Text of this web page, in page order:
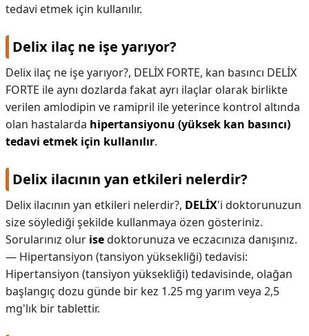
tedavi etmek için kullanılır.
Delix ilaç ne işe yarıyor?
Delix ilaç ne işe yarıyor?, DELİX FORTE, kan basıncı DELİX
FORTE ile aynı dozlarda fakat ayrı ilaçlar olarak birlikte
verilen amlodipin ve ramipril ile yeterince kontrol altında
olan hastalarda hipertansiyonu (yüksek kan basıncı)
tedavi etmek için kullanılır.
Delix ilacının yan etkileri nelerdir?
Delix ilacının yan etkileri nelerdir?, DELİX'i doktorunuzun
size söylediği şekilde kullanmaya özen gösteriniz.
Sorularınız olur isedoktorunuza ve eczacınıza danışınız.
— Hipertansiyon (tansiyon yüksekliği) tedavisi:
Hipertansiyon (tansiyon yüksekliği) tedavisinde, olağan
başlangıç dozu günde bir kez 1.25 mg yarım veya 2,5
mg'lık bir tablettir.